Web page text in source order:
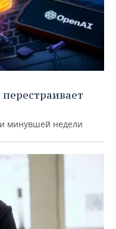
минувшей недели